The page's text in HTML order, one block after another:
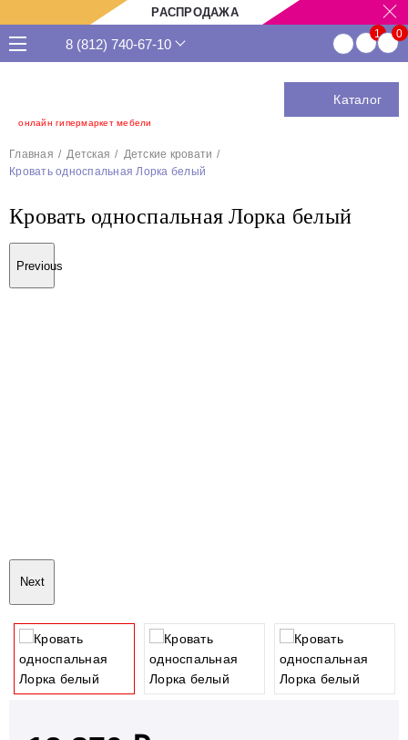
РАСПРОДАЖА
онлайн гипермаркет мебели
8 (812) 740-67-10
Каталог
Главная Детская
Детские кровати
Кровать односпальная Лорка белый
Кровать односпальная Лорка белый
Previous
Next